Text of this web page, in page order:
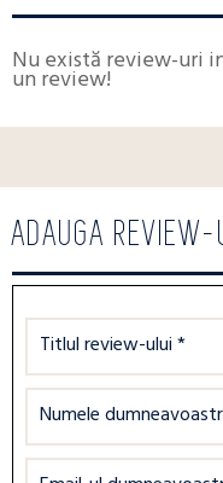
Nu există review-uri
un review!
ADAUGA REVIEW-